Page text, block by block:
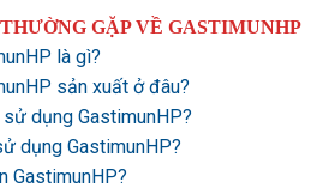
GẶP VỀ GASTIMUNHP
là gì?
sản xuất ở đâu?
dụng GastimunHP?
dụng GastimunHP?
GastimunHP?